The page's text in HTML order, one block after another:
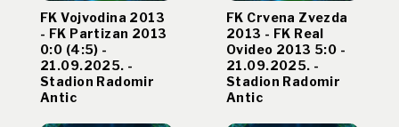
FK Vojvodina 2013
- FK Partizan 2013
0:0 (4:5) -
21.09.2025. -
Stadion Radomir
Antic
FK Crvena Zvezda
2013 - FK Real
Ovideo 2013 5:0 -
21.09.2025. -
Stadion Radomir
Antic